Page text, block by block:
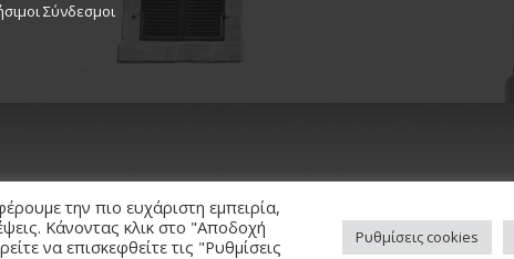
Σύνδεσμοι
την πιο ευχάριστη εμπειρία,
Κάνοντας κλικ στο "Αποδοχή
να επισκεφθείτε τις "Ρυθμίσεις
Ρυθμίσεις cookies